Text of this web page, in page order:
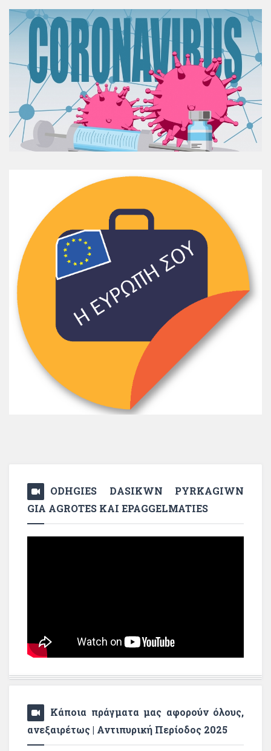
ODHGIES DASIKWN PYRKAGIWN
GIA AGROTES KAI EPAGGELMATIES
Κάποια πράγματα μας αφορούν όλους,
ανεξαιρέτως | Αντιπυρική Περίοδος 2025